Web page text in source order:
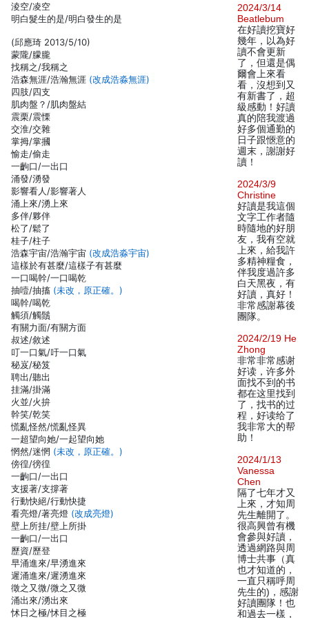
淩空/凌空
明白髮生的是/明白發生的是
(邱應琦 2013/5/10)
蒙隴/朦朧
找稱之/我稱之
浩森無涯/浩瀚無涯 (改成浩淼無涯)
四肢/四支
肌肉盤？/肌肉盤結
震栗/震慄
交淮/交雜
掌拇/掌摑
愉走/偷走
一齣口/一出口
涌發/湧發
影響看人/影響著人
涌上來/湧上來
多伴/夥伴
松了/鬆了
桂子/柱子
浩森宇宙/浩瀚宇宙 (改成浩淼宇宙)
這樣於有甚麼/這樣子有甚麼
一口喝幹/一口喝乾
抽噎/抽搐 (未改，原正確。)
喝幹/喝乾
觸須/觸鬚
有關力面/有關方面
叔述/敘述
叮一口氣/吁一口氣
秘岌/秘笈
聘出/聽出
挂滿/掛滿
火並/火拚
幹笑/乾笑
慌亂怪然/慌亂怪異
一超望向她/一起望向她
惘然/迷惘 (未改，原正確。)
傍徨/徬徨
一齣口/一出口
支援著/支撐著
行動快絕/行動快捷
看亮燈/著亮燈 (改成亮燈)
壁上所挂/壁上所掛
一齣口/一出口
歷資/歷登
早涌進來/早湧進來
遲涌進來/遲湧進來
徵之又微/微之又微
涌出來/湧出來
怵日之極/怵目之極
2024/3/14
Beatlebum
在好讀挖寶好
幾年，以為好
讀不會更新
了，但還是偶
爾會上來看
看，沒想到又
有新書了，超
級感動！好讀
真的陪我渡過
好多個通勤的
日子跟愜意的
週末，謝謝好
讀！
2024/3/9
Christine
好讀是我這個
文字工作者隨
時隨地的好朋
友，我有空就
上來，給我許
多精神糧食，
伴我度過許多
白天黑夜，有
好讀，真好！
非常感謝幕後
團隊。
2024/2/19 He
Zhong
非常非常感谢
好读，许多外
面找不到的书
都在这里找到
了，找书的过
程，好读给了
我非常大的帮
助！
2024/1/13
Vanessa
Chen
隔了七年才又
上來，才知周
先生離開了。
很高興曾有機
會參與好讀，
透過網路與周
博士共事（真
也才知道的，
一直只稱呼周
先生的)，感謝
好讀團隊！也
和過去一樣，